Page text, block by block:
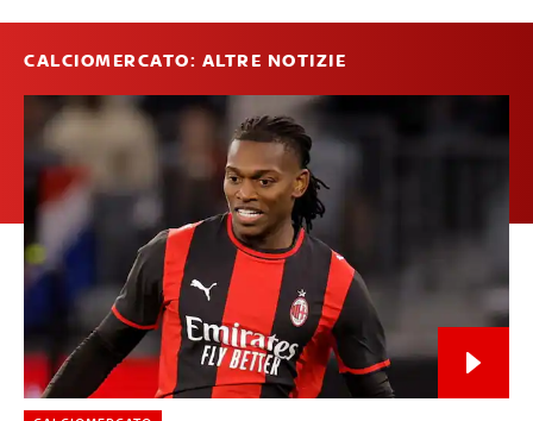
CALCIOMERCATO: ALTRE NOTIZIE